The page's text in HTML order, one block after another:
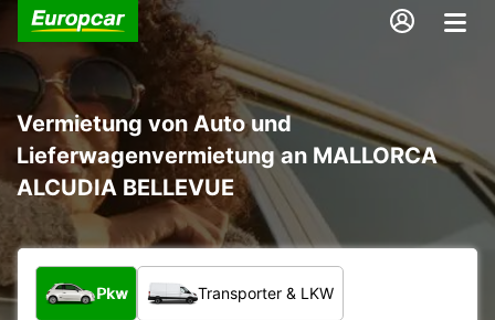
Vermietung von Auto und
Lieferwagenvermietung an MALLORCA
ALCUDIA BELLEVUE
Welche Art von Fahrzeug?
Pkw Transporter & LKW